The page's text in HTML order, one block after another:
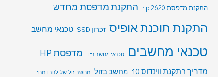
התקנת מדפסת hp 2620 התקנת מדפסת מחדש
התקנת תוכנת אופיס זכרון SSD טכנאי מחשב
טכנאי מחשבים טכנאי מחשב נייד מדפסת HP
מדריך התקנת ווינדוס 10 מחשב בזול מחשב זול של לנובו מחיר